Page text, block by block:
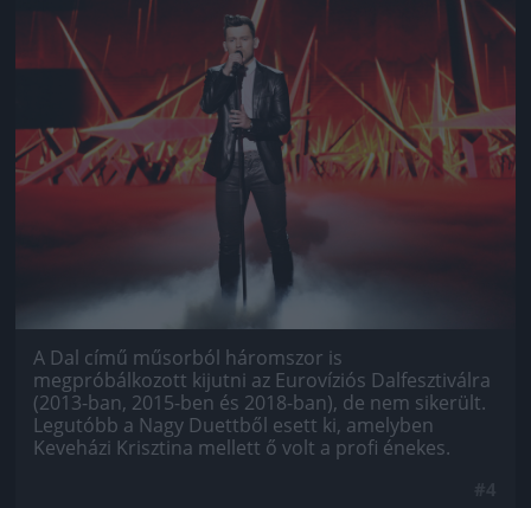
Jön még kép!
A Dal című műsorból háromszor is
megpróbálkozott kijutni az Eurovíziós Dalfesztiválra
(2013-ban, 2015-ben és 2018-ban), de nem sikerült.
Legutóbb a Nagy Duettből esett ki, amelyben
Keveházi Krisztina mellett ő volt a profi énekes.